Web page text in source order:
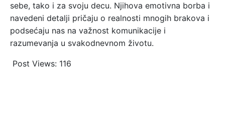
sebe, tako i za svoju decu. Njihova emotivna borba i
navedeni detalji pričaju o realnosti mnogih brakova i
podsećaju nas na važnost komunikacije i
razumevanja u svakodnevnom životu.
Post Views: 116